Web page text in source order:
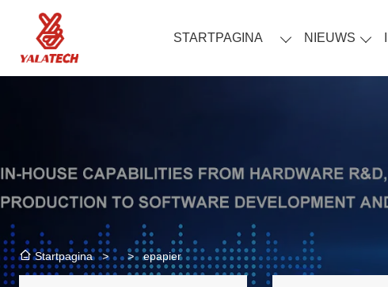
STARTPAGINA NIEUWS
Startpagina > > epapier